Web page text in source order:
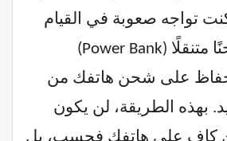
إذا كنت تواجه صعوبة في القيام
بذلك، اشترِ شاحنًا متنقلًا (Power Bank)
على شحن هاتفك من
بهذه الطريقة، لن يكون
كافٍ على هاتفك فحسب، بل